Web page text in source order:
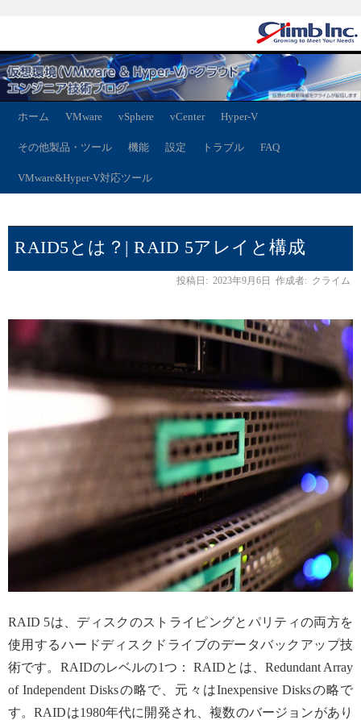
ホーム VMware vSphere vCenter Hyper-V
その他製品・ツール 機能 設定 トラブル FAQ
VMware&Hyper-V対応ツール
RAID5とは？| RAID 5アレイと構成
投稿日: 2023年9月6日 作成者: クライム
RAID 5は、ディスクのストライピングとパリティの両方を
使用するハードディスクドライブのデータバックアップ技
術です。RAIDのレベルの1つ： RAIDとは、Redundant Array
of Independent Disksの略で、元々はInexpensive Disksの略で
す。RAIDは1980年代に開発され、複数のバージョンがあり